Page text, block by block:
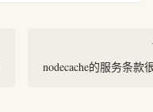
nodecache的服务条款